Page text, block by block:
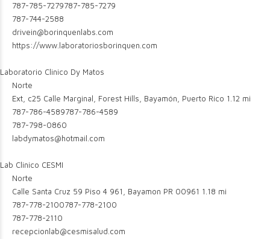
787-785-7279787-785-7279
787-744-2588
drivein@borinquenlabs.com
https://www.laboratoriosborinquen.com
Laboratorio Clinico Dy Matos
Norte
Ext, c25 Calle Marginal, Forest Hills, Bayamón, Puerto Rico 1.12 mi
787-786-4589787-786-4589
787-798-0860
labdymatos@hotmail.com
Lab Clinico CESMI
Norte
Calle Santa Cruz 59 Piso 4 961, Bayamon PR 00961 1.18 mi
787-778-2100787-778-2100
787-778-2110
recepcionlab@cesmisalud.com